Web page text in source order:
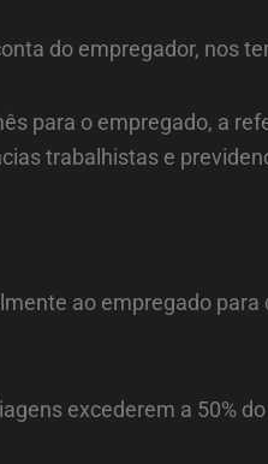
do empregador, nos
para o empregado, a
trabalhistas e
ao empregado
excederem a 50%